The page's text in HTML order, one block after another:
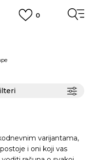
0
u Hrvatskoj
u trgovini
varijantama,
i oni koji vas